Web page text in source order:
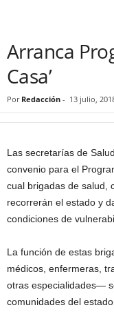
Arranca
Casa’
Por Redacción - 13 julio,
Las secretarías de
convenio para el
cual brigadas de salud,
recorrerán el estado y
condiciones de
La función de estas
médicos, enfermeras,
otras especialidades—
comunidades del